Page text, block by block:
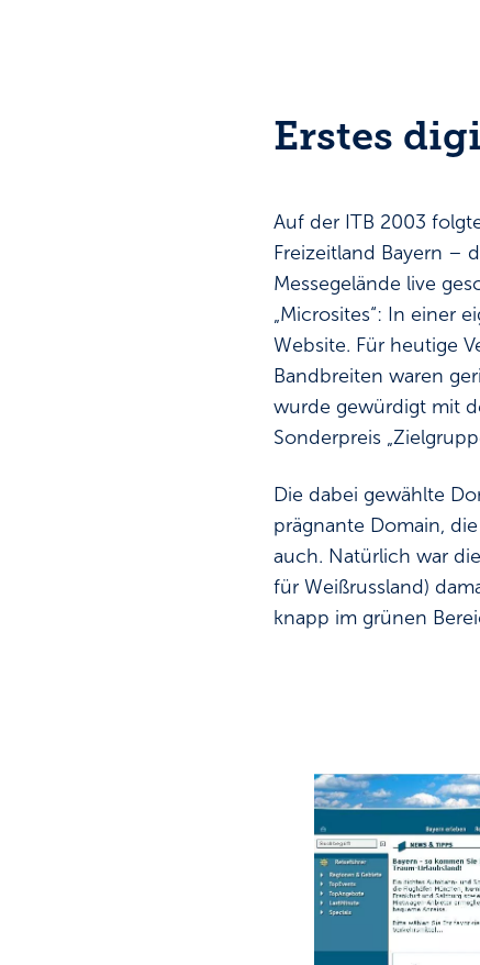
Erstes
Auf der ITB 2003
Freizeitland Bayern –
Messegelände live
„Microsites“: In einer
Website. Für heutige
Bandbreiten waren
wurde gewürdigt mit
Sonderpreis
Die dabei gewählte
prägnante Domain,
auch. Natürlich war
für Weißrussland)
knapp im grünen